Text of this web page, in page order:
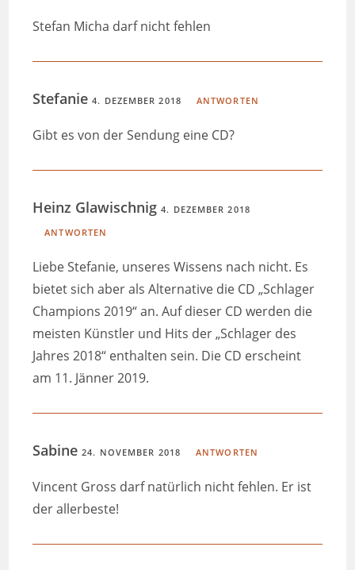
Stefan Micha darf nicht fehlen
Stefanie4. DEZEMBER 2018 ANTWORTEN
Gibt es von der Sendung eine CD?
Heinz Glawischnig4. DEZEMBER 2018
ANTWORTEN
Liebe Stefanie, unseres Wissens nach nicht. Es
bietet sich aber als Alternative die CD „Schlager
Champions 2019“ an. Auf dieser CD werden die
meisten Künstler und Hits der „Schlager des
Jahres 2018“ enthalten sein. Die CD erscheint
am 11. Jänner 2019.
Sabine24. NOVEMBER 2018 ANTWORTEN
Vincent Gross darf natürlich nicht fehlen. Er ist
der allerbeste!